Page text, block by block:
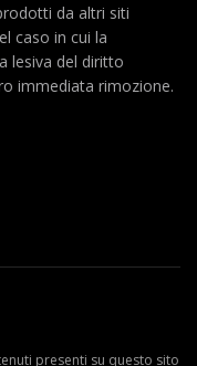
da altri siti
caso in cui la
lesiva del diritto
immediata rimozione.
presenti su questo sito